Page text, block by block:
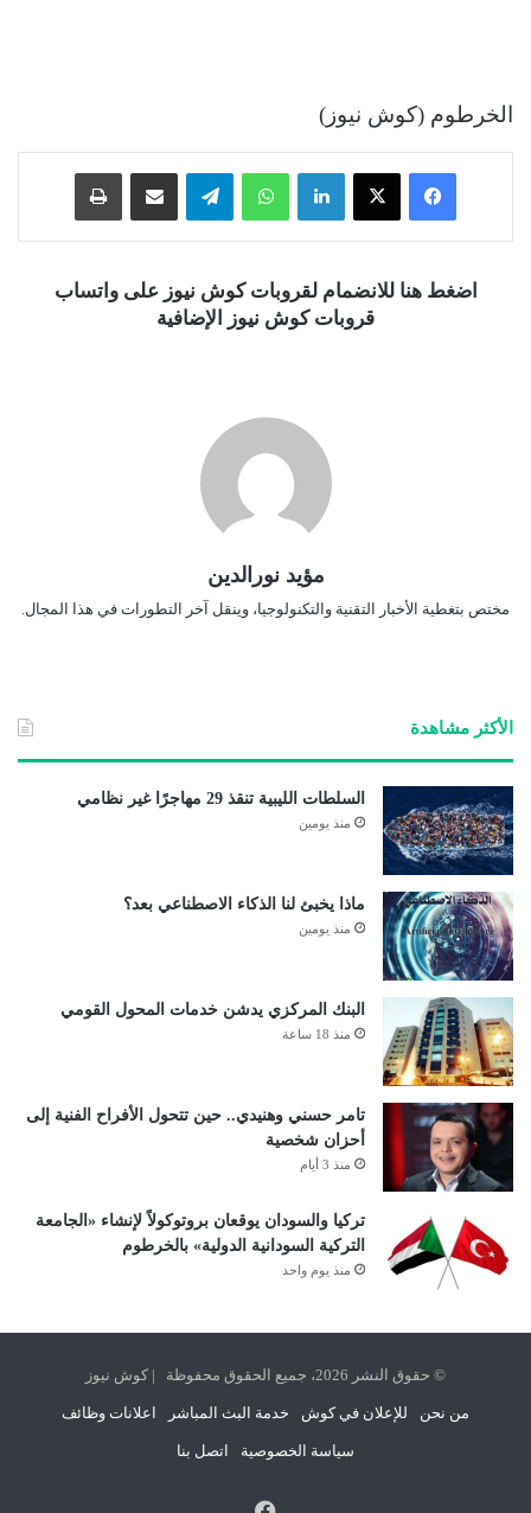
الخرطوم (كوش نيوز)
فيسبوك ‫X لينكدإن واتساب تيلقرام
اضغط هنا للانضمام لقروبات كوش نيوز على واتساب
قروبات كوش نيوز الإضافية
مؤيد نورالدين
مختص بتغطية الأخبار التقنية والتكنولوجيا، وينقل آخر التطورات في هذا المجال.
الأكثر مشاهدة
السلطات الليبية تنقذ 29 مهاجرًا غير نظامي
منذ يومين
ماذا يخبئ لنا الذكاء الاصطناعي بعد؟
منذ يومين
البنك المركزي يدشن خدمات المحول القومي
منذ 18 ساعة
تامر حسني وهنيدي.. حين تتحول الأفراح الفنية إلى
أحزان شخصية
منذ 3 أيام
تركيا والسودان يوقعان بروتوكولاً لإنشاء «الجامعة
التركية السودانية الدولية» بالخرطوم
منذ يوم واحد
© حقوق النشر 2026، جميع الحقوق محفوظة | كوش نيوز
من نحن للإعلان في كوش خدمة البث المباشر اعلانات وظائف
سياسة الخصوصية اتصل بنا